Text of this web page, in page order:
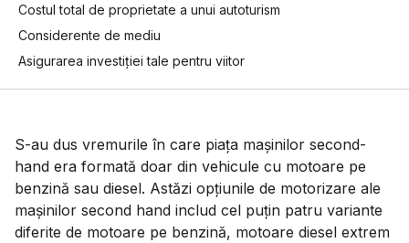
Costul total de proprietate a unui autoturism
Considerente de mediu
Asigurarea investiției tale pentru viitor
S-au dus vremurile în care piața mașinilor second-
hand era formată doar din vehicule cu motoare pe
benzină sau diesel. Astăzi opțiunile de motorizare ale
mașinilor second hand includ cel puțin patru variante
diferite de motoare pe benzină, motoare diesel extrem